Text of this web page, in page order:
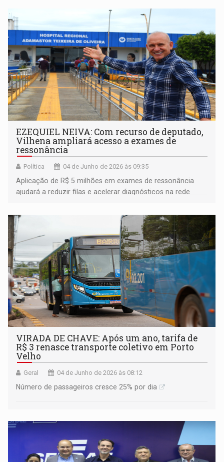
EZEQUIEL NEIVA: Com recurso de deputado,
Vilhena ampliará acesso a exames de
ressonância
Política 04 de Junho de 2026 às 09:35
Aplicação de R$ 5 milhões em exames de ressonância
ajudará a reduzir filas e acelerar diagnósticos na rede
VIRADA DE CHAVE: Após um ano, tarifa de
R$ 3 renasce transporte coletivo em Porto
Velho
Geral 04 de Junho de 2026 às 08:12
Número de passageiros cresce 25% por dia